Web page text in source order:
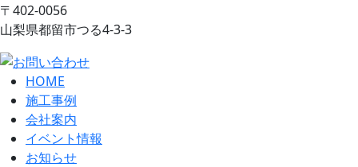
〒402-0056
山梨県都留市つる4-3-3
HOME
施工事例
会社案内
イベント情報
お知らせ